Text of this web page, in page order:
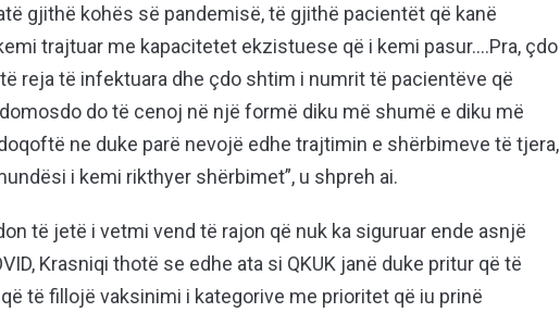
gjithë kohës së pandemisë, të gjithë pacientët që kanë
trajtuar me kapacitetet ekzistuese që i kemi pasur….Pra, çdo
reja të infektuara dhe çdo shtim i numrit të pacientëve që
do të cenoj në një formë diku më shumë e diku më
ne duke parë nevojë edhe trajtimin e shërbimeve të tjera,
i kemi rikthyer shërbimet”, u shpreh ai.
të jetë i vetmi vend të rajon që nuk ka siguruar ende asnjë
Krasniqi thotë se edhe ata si QKUK janë duke pritur që të
të fillojë vaksinimi i kategorive me prioritet që iu prinë